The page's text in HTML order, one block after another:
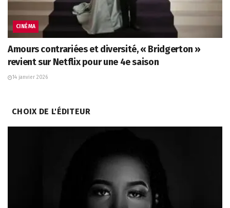
CINÉMA
Amours contrariées et diversité, « Bridgerton »
revient sur Netflix pour une 4e saison
14 janvier 2026
CHOIX DE L'ÉDITEUR